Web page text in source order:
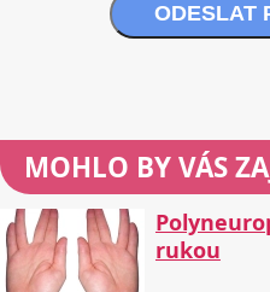
ODESLAT
MOHLO BY VÁS
rukou